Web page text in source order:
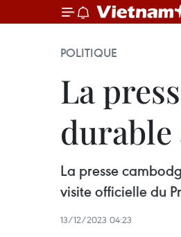
POLITIQUE
La
durable
La presse
visite officielle du
13/12/2023 04:23